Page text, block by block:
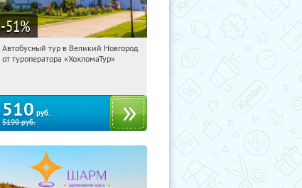
-51%
20:22:31 Купили:2
Автобусный тур в Великий Новгород
от туроператора «ХохломаТур»
510 руб.
5190руб.